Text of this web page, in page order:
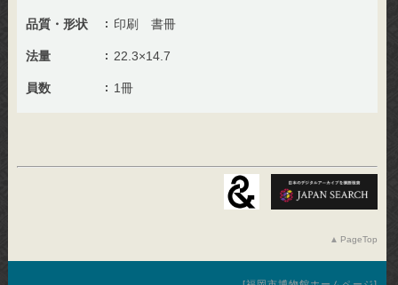
品質・形状 印刷 書冊
法量 22.3×14.7
員数 1冊
PageTop